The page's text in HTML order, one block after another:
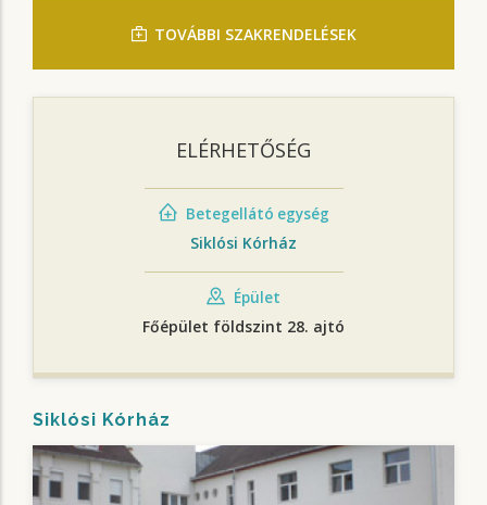
TOVÁBBI SZAKRENDELÉSEK
ELÉRHETŐSÉG
Betegellátó egység
Siklósi Kórház
Épület
Főépület földszint 28. ajtó
Siklósi Kórház